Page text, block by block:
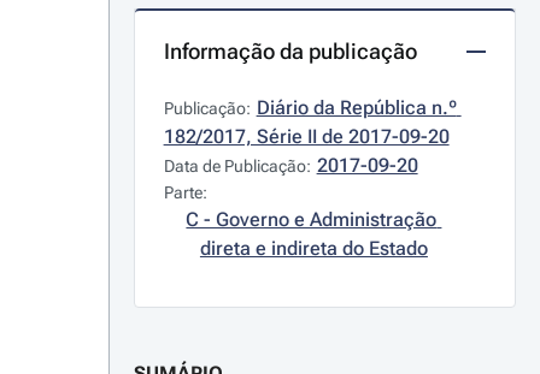
Informação da publicação
Publicação: Diário da República n.º
182/2017, Série II de 2017-09-20
Data de Publicação: 2017-09-20
Parte:
C - Governo e Administração
direta e indireta do Estado